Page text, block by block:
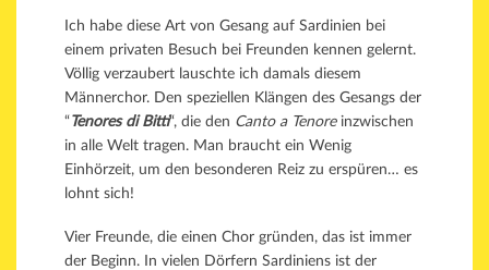
Ich habe diese Art von Gesang auf Sardinien bei
einem privaten Besuch bei Freunden kennen gelernt.
Völlig verzaubert lauschte ich damals diesem
Männerchor. Den speziellen Klängen des Gesangs der
“ Tenores di Bitti“, die den Canto a Tenoreinzwischen
in alle Welt tragen. Man braucht ein Wenig
Einhörzeit, um den besonderen Reiz zu erspüren… es
lohnt sich!
Vier Freunde, die einen Chor gründen, das ist immer
der Beginn. In vielen Dörfern Sardiniens ist der